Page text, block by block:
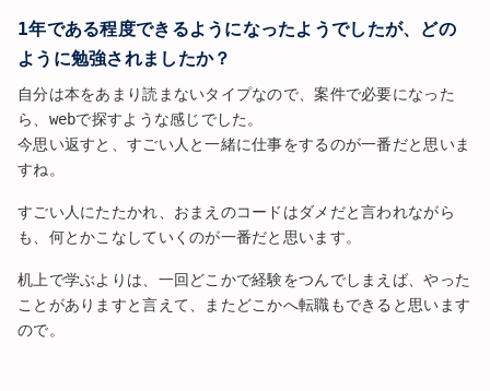
1年である程度できるようになったようでしたが、どの
ように勉強されましたか？
自分は本をあまり読まないタイプなので、案件で必要になった
ら、webで探すような感じでした。
今思い返すと、すごい人と一緒に仕事をするのが一番だと思いま
すね。
すごい人にたたかれ、おまえのコードはダメだと言われながら
も、何とかこなしていくのが一番だと思います。
机上で学ぶよりは、一回どこかで経験をつんでしまえば、やった
ことがありますと言えて、またどこかへ転職もできると思います
ので。